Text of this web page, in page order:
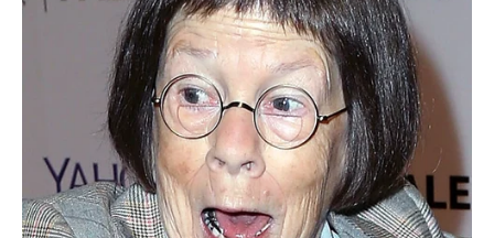
okačiti za pojas
položiti ravno na sušilicu za veš
Ova metoda pomaže da se zadrži oblik pantalona i smanjuje
rizik od skupljanja i deformacija.